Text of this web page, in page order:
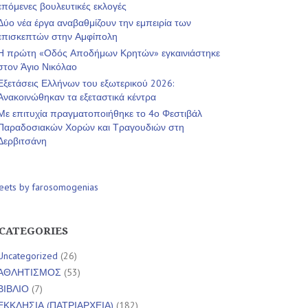
βουλευτικές εκλογές
νέα έργα αναβαθμίζουν την εμπειρία των
στην Αμφίπολη
πρώτη «Οδός Αποδήμων Κρητών» εγκαινιάστηκε
Άγιο Νικόλαο
Ελλήνων του εξωτερικού 2026:
τα εξεταστικά κέντρα
επιτυχία πραγματοποιήθηκε το 4ο Φεστιβάλ
Χορών και Τραγουδιών στη
by farosomogenias
(26)
(53)
(7)
(ΠΑΤΡΙΑΡΧΕΙΑ) (182)